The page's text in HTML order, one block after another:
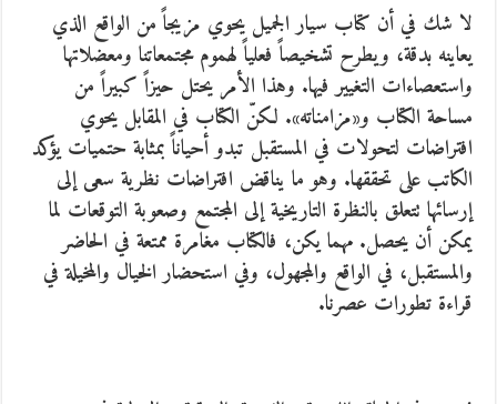
لا شك في أن كتاب سيار الجميل يحوي مزيجاً من الواقع الذي
يعاينه بدقة، ويطرح تشخيصاً فعلياً لهموم مجتمعاتنا ومعضلاتها
واستعصاءات التغيير فيها. وهذا الأمر يحتل حيزاً كبيراً من
مساحة الكتاب و«مزامناته». لكنّ الكتاب في المقابل يحوي
افتراضات لتحولات في المستقبل تبدو أحياناً بمثابة حتميات يؤكد
الكاتب على تحققها. وهو ما يناقض افتراضات نظرية سعى إلى
إرسائها تتعلق بالنظرة التاريخية إلى المجتمع وصعوبة التوقعات لما
يمكن أن يحصل. مهما يكن، فالكتاب مغامرة ممتعة في الحاضر
والمستقبل، في الواقع والمجهول، وفي استحضار الخيال والمخيلة في
قراءة تطورات عصرنا.